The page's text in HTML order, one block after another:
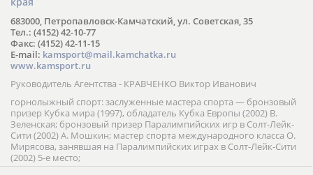
683000, Петропавловск-Камчатский, ул. Советская, 35
Тел.: (4152) 42-10-77
Факс: (4152) 42-11-15
E-mail: kamsport@mail.kamchatka.ru
www.kamsport.ru
Руководитель Агентства - КРАВЧЕНКО Виктор Иванович
горнолыжный спорт: заслуженные мастера спорта — бронзовый
призер Кубка мира (1997), обладатель Кубка Европы (2002) В.
Зеленская; бронзовый призер Паралимпийских игр в Солт-Лейк-
Сити (2002) А. Мошкин; мастер спорта международного класса О.
Мирясова, занявшая на Паралимпийских играх в Солт-Лейк-Сити
(2002) 5-е место;